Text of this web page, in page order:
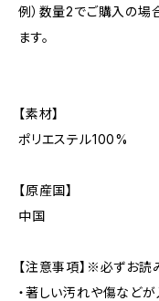
例）数量2でご購入の
ます。
【素材】
ポリエステル100%
【原産国】
中国
【注意事項】※必ずお読
・著しい汚れや傷など